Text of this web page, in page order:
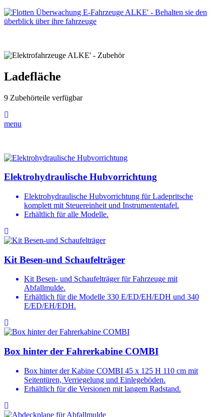
Ladefläche
9 Zubehörteile verfügbar
menu
Elektrohydraulische Hubvorrichtung
Elektrohydraulische Hubvorrichtung für Ladepritsche
komplett mit Steuereinheit und Instrumententafel.
Erhältlich für alle Modelle.
Kit Besen-und Schaufelträger
Kit Besen- und Schaufelträger für Fahrzeuge mit
Abfallmulde.
Erhältlich für die Modelle 330 E/ED/EH/EDH und 340
E/ED/EH/EDH.
Box hinter der Fahrerkabine COMBI
Box hinter der Kabine COMBI 45 x 125 H 110 cm mit
Seitentüren, Verriegelung und Einlegeböden.
Erhältlich für die Versionen mit langem Radstand.